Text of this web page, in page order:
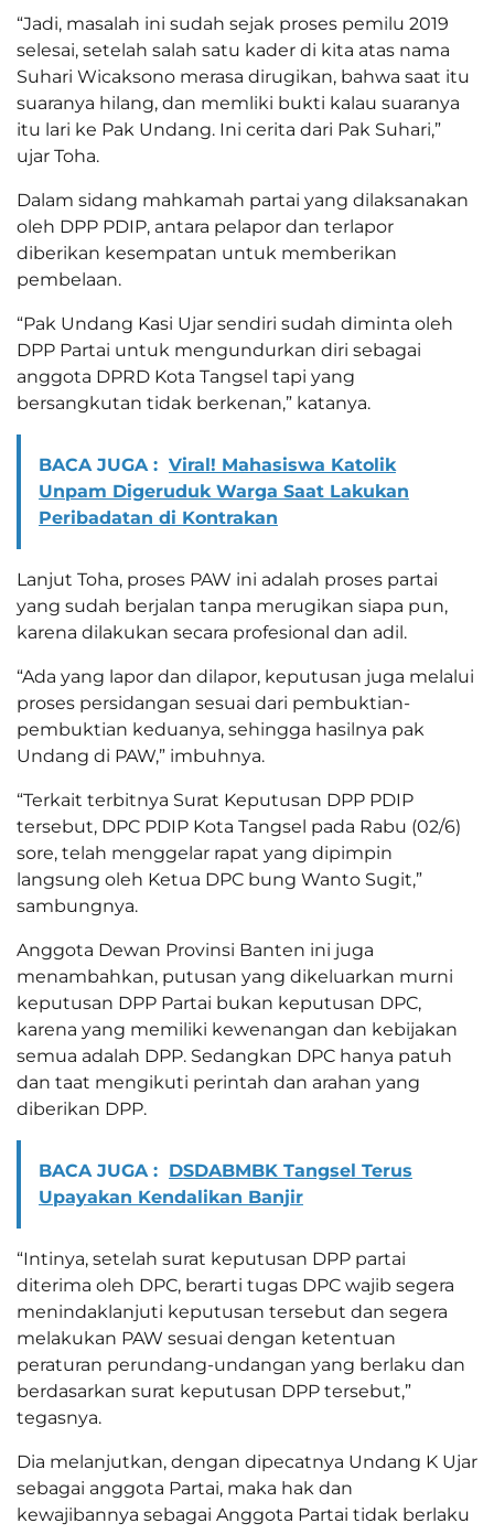
“Jadi, masalah ini sudah sejak proses pemilu 2019
selesai, setelah salah satu kader di kita atas nama
Suhari Wicaksono merasa dirugikan, bahwa saat itu
suaranya hilang, dan memliki bukti kalau suaranya
itu lari ke Pak Undang. Ini cerita dari Pak Suhari,”
ujar Toha.
Dalam sidang mahkamah partai yang dilaksanakan
oleh DPP PDIP, antara pelapor dan terlapor
diberikan kesempatan untuk memberikan
pembelaan.
“Pak Undang Kasi Ujar sendiri sudah diminta oleh
DPP Partai untuk mengundurkan diri sebagai
anggota DPRD Kota Tangsel tapi yang
bersangkutan tidak berkenan,” katanya.
BACA JUGA : Viral! Mahasiswa Katolik
Unpam Digeruduk Warga Saat Lakukan
Peribadatan di Kontrakan
Lanjut Toha, proses PAW ini adalah proses partai
yang sudah berjalan tanpa merugikan siapa pun,
karena dilakukan secara profesional dan adil.
“Ada yang lapor dan dilapor, keputusan juga melalui
proses persidangan sesuai dari pembuktian-
pembuktian keduanya, sehingga hasilnya pak
Undang di PAW,” imbuhnya.
“Terkait terbitnya Surat Keputusan DPP PDIP
tersebut, DPC PDIP Kota Tangsel pada Rabu (02/6)
sore, telah menggelar rapat yang dipimpin
langsung oleh Ketua DPC bung Wanto Sugit,”
sambungnya.
Anggota Dewan Provinsi Banten ini juga
menambahkan, putusan yang dikeluarkan murni
keputusan DPP Partai bukan keputusan DPC,
karena yang memiliki kewenangan dan kebijakan
semua adalah DPP. Sedangkan DPC hanya patuh
dan taat mengikuti perintah dan arahan yang
diberikan DPP.
BACA JUGA : DSDABMBK Tangsel Terus
Upayakan Kendalikan Banjir
“Intinya, setelah surat keputusan DPP partai
diterima oleh DPC, berarti tugas DPC wajib segera
menindaklanjuti keputusan tersebut dan segera
melakukan PAW sesuai dengan ketentuan
peraturan perundang-undangan yang berlaku dan
berdasarkan surat keputusan DPP tersebut,”
tegasnya.
Dia melanjutkan, dengan dipecatnya Undang K Ujar
sebagai anggota Partai, maka hak dan
kewajibannya sebagai Anggota Partai tidak berlaku